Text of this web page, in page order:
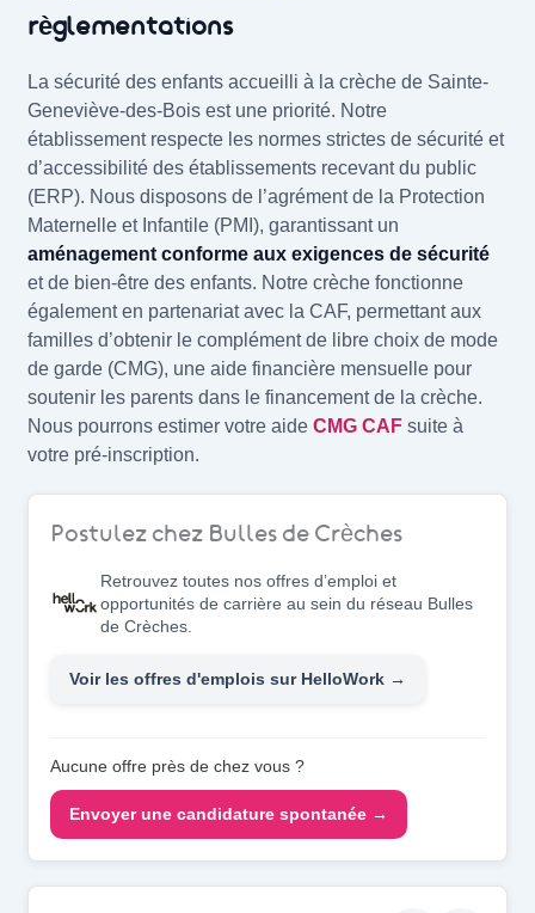
règlementations
La sécurité des enfants accueilli à la crèche de Sainte-
Geneviève-des-Bois est une priorité. Notre
établissement respecte les normes strictes de sécurité et
d’accessibilité des établissements recevant du public
(ERP). Nous disposons de l’agrément de la Protection
Maternelle et Infantile (PMI), garantissant un
aménagement conforme aux exigences de sécurité
et de bien-être des enfants. Notre crèche fonctionne
également en partenariat avec la CAF, permettant aux
familles d’obtenir le complément de libre choix de mode
de garde (CMG), une aide financière mensuelle pour
soutenir les parents dans le financement de la crèche.
Nous pourrons estimer votre aide CMG CAFsuite à
votre pré-inscription.
Postulez chez Bulles de Crèches
Retrouvez toutes nos offres d’emploi et
opportunités de carrière au sein du réseau Bulles
de Crèches.
Voir les offres d'emplois sur HelloWork →
Aucune offre près de chez vous ?
Envoyer une candidature spontanée →